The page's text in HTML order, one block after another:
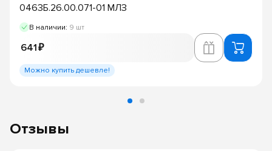
0463Б.26.00.071-01 МЛЗ
В наличии: 9 шт
641 ₽
Можно купить дешевле!
Отзывы